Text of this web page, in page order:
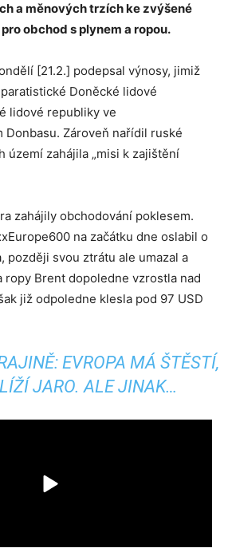
a měnových trzích ke zvýšené
obchod s plynem a ropou.
[21.2.] podepsal výnosy, jimiž
Doněcké lidové
lidové republiky ve
Donbasu. Zároveň nařídil ruské
území zahájila „misi k zajištění
zahájily obchodování poklesem.
na začátku dne oslabil o
později svou ztrátu ale umazal a
ropy Brent dopoledne vzrostla nad
již odpoledne klesla pod 97 USD
EVROPA MÁ ŠTĚSTÍ,
JARO. ALE JINAK…